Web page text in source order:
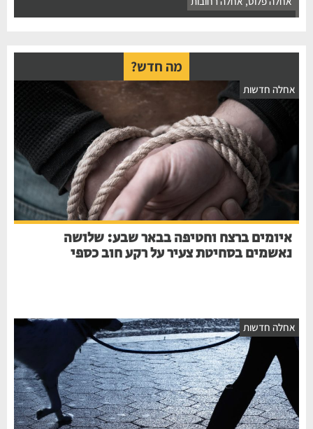
מה חדש?
אחלה חדשות
איומים ברצח וחטיפה בבאר שבע: שלושה
נאשמים בסחיטת צעיר על רקע חוב כספי
אחלה חדשות